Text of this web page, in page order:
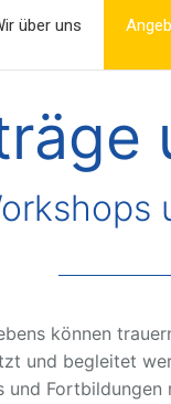
über uns
können
und begleitet
und Fortbildungen